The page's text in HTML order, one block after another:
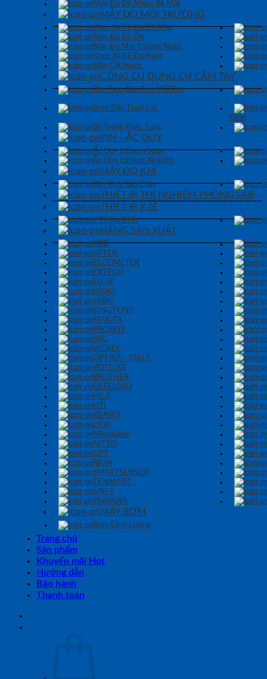
Máy Đo Độ Nhám Bề Mặt
MÁY ĐO MÔI TRƯỜNG
Khúc Xạ Kế Đo Độ Mặn
Máy Đo Độ Ồn
Máy Đo Môi Trường Nước
Khúc Xạ Kế Đo Ngọt
Máy Cất Nước
CÔNG CỤ DỤNG CỤ CẦM TAY
Ren Taro-Bàn Ren-Mũi Ren
Bơm Dầu Thuỷ Lực
Răng)
Bộ Tròng Khẩu Tuýp
PIN – ẮC QUY
Ắc Quy Lithium Solar
Ắc Quy Lithium Xe Điện
MÁY ĐO KHÍ
Báo Khói Báo Cháy
THIẾT BỊ THÍ NGHIỆM PHÒNG LAB
THIẾT BỊ Y TẾ
Y Tế Gia Đình
HÃNG SẢN XUẤT
ABB
ATTEN
ELCOMETER
EXTECH
FUJIE
HIOKI
JASIC
KINGTONY
MAKITA
PROSKIT
SKC
VICADI
OPTIKA – ITALY
YOTSUGI
BROTHER
DEFELSKO
HILA
HTI
KENBO
LIOA
Milwaukee
NITTO
OPT
RION
SMARTSENSOR
TENMART
UNI-T
YAMAWA
MÁY BƠM
Bơm Định Lượng
Trang chủ
Sản phẩm
Khuyến mãi Hot
Hướng dẫn
Bảo hành
Thanh toán